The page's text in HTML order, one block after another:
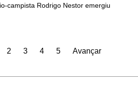
campista Rodrigo Nestor emergiu
2 3 4 5 Avançar